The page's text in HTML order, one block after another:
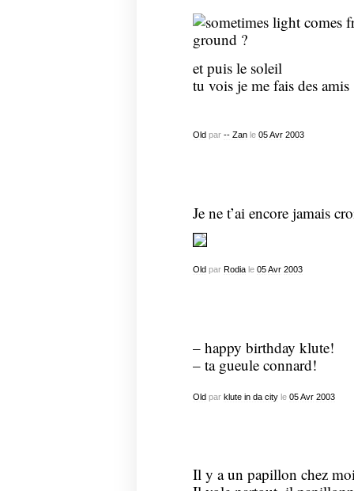
et puis le soleil
tu vois je me fais des amis
Oldpar -- Zanle 05 Avr 2003
Je ne t’ai encore jamais
Old par Rodiale 05 Avr 2003
– happy birthday klute!
– ta gueule connard!
Oldpar klute in da cityle 05 Avr 2003
Il y a un papillon chez